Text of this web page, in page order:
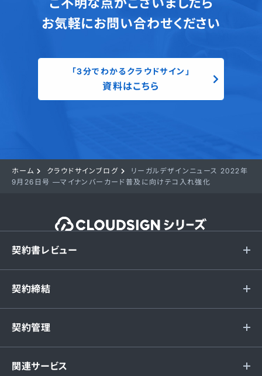
お気軽にお問い合わせください
「3分でわかるクラウドサイン」
資料はこちら
ホーム クラウドサインブログ
リーガルデザインニュース 2022年
9月26日号 —マイナンバーカード普及に向けテコ入れ強化
契約書レビュー
契約締結
契約管理
関連サービス